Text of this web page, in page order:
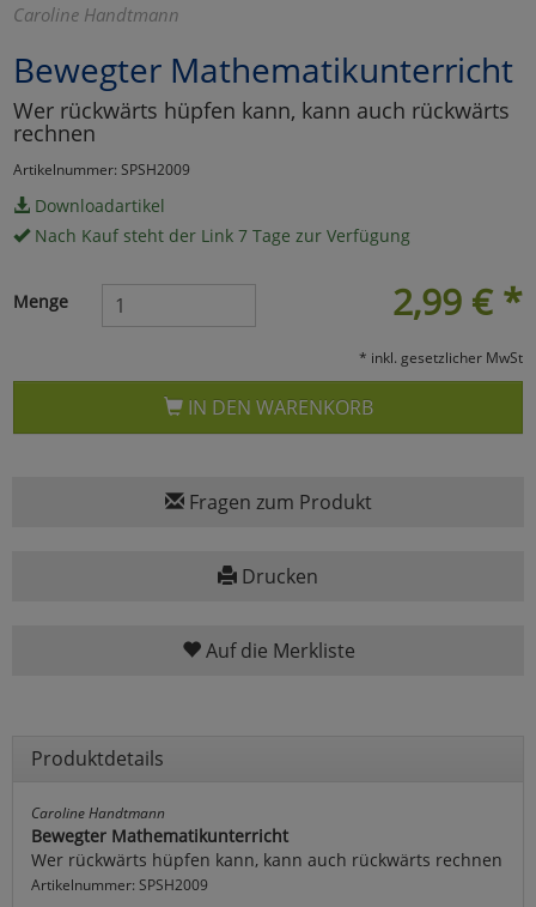
Caroline Handtmann
Bewegter Mathematikunterricht
Wer rückwärts hüpfen kann, kann auch rückwärts
rechnen
Artikelnummer: SPSH2009
Downloadartikel
Nach Kauf steht der Link 7 Tage zur Verfügung
2,99 € *
Menge
* inkl. gesetzlicher MwSt
IN DEN WARENKORB
Fragen zum Produkt
Drucken
Auf die Merkliste
Produktdetails
Caroline Handtmann
Bewegter Mathematikunterricht
Wer rückwärts hüpfen kann, kann auch rückwärts rechnen
Artikelnummer: SPSH2009
Umfragetools
Einstellungen speichern
zu Haupptseite